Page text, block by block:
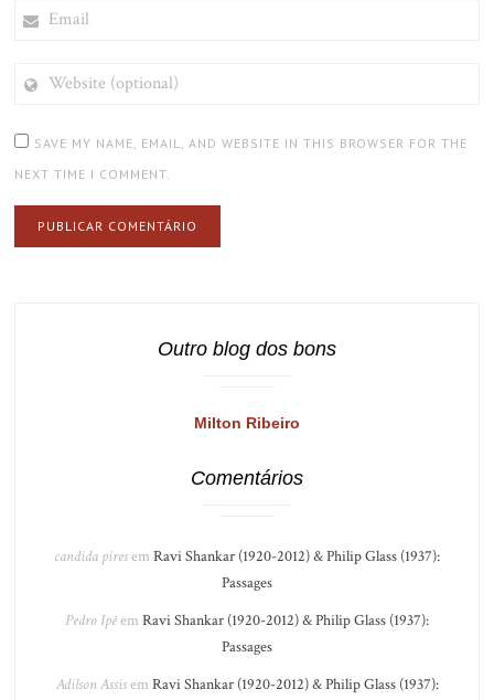
(OPTIONAL)
SAVE MY NAME, EMAIL, AND WEBSITE IN THIS BROWSER FOR THE
NEXT TIME I COMMENT.
Outro blog dos bons
Milton Ribeiro
Comentários
candida piresem Ravi Shankar (1920-2012) & Philip Glass (1937):
Passages
Pedro Ipêem Ravi Shankar (1920-2012) & Philip Glass (1937):
Passages
Adilson Assisem Ravi Shankar (1920-2012) & Philip Glass (1937):